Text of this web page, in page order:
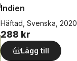
Indien
Häftad, Svenska, 2020
288 kr
Lägg till